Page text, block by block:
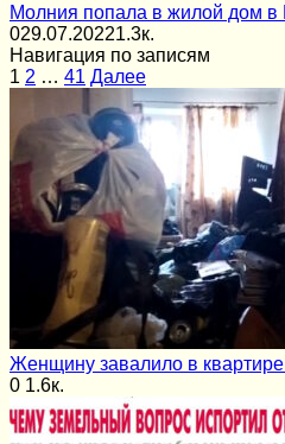
Молния попала в жилой дом в
029.07.20221.3к.
Навигация по записям
1 2 … 41 Далее
Женщину завалило в
0 1.6к.